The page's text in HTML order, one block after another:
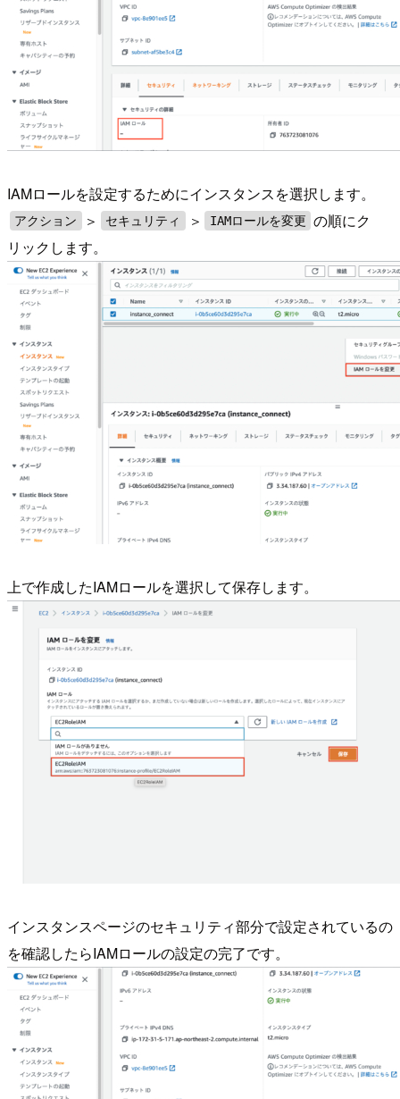
IAMロールを設定するためにインスタンスを選択します。
アクション ＞ セキュリティ ＞ IAMロールを変更 の順にク
リックします。
上で作成したIAMロールを選択して保存します。
インスタンスページのセキュリティ部分で設定されているの
を確認したらIAMロールの設定の完了です。